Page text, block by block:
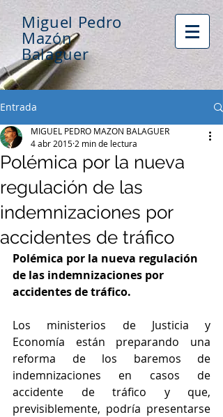
Miguel Pedro
Mazón
Balaguer
Entrada
Polémica por la nueva
regulación de las
indemnizaciones por
accidentes de tráfico
MIGUEL PEDRO MAZON BALAGUER
4 abr 2015 2 min de lectura
Polémica por la nueva regulación
de las indemnizaciones por
accidentes de tráfico.
Los ministerios de Justicia y
Economía están preparando una
reforma de los baremos de
indemnizaciones en casos de
accidente de tráfico y que,
previsiblemente, podría presentarse